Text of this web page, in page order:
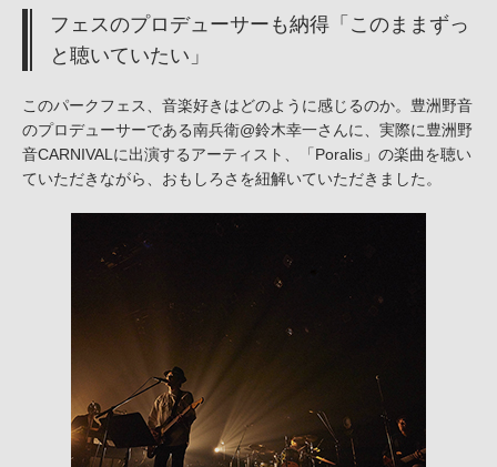
フェスのプロデューサーも納得「このままずっ
と聴いていたい」
このパークフェス、音楽好きはどのように感じるのか。豊洲野音
のプロデューサーである南兵衛@鈴木幸一さんに、実際に豊洲野
音CARNIVALに出演するアーティスト、「Poralis」の楽曲を聴い
ていただきながら、おもしろさを紐解いていただきました。